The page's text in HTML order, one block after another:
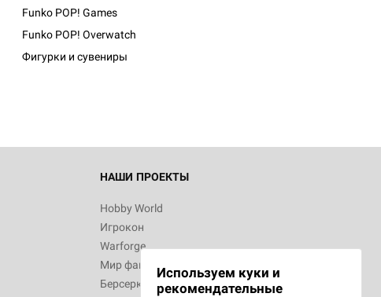
Funko POP! Games
Funko POP! Overwatch
Фигурки и сувениры
НАШИ ПРОЕКТЫ
Hobby World
Игрокон
Warforge
Мир фантастики
Берсерк
Используем куки и
рекомендательные